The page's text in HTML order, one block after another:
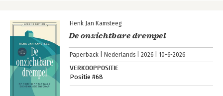
Henk Jan Kamsteeg
De onzichtbare drempel
Paperback Nederlands 2026 10-6-2026
VERKOOPPOSITIE
Positie #68